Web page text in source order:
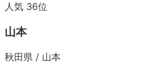
人気 36位
山本
秋田県 / 山本